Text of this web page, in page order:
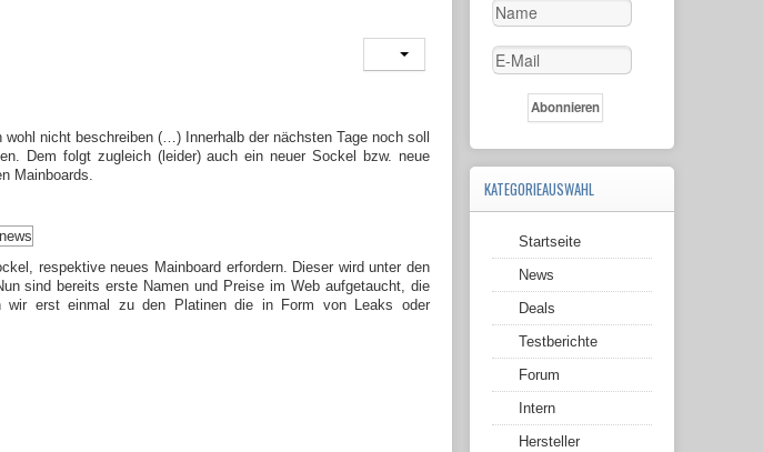
nicht beschreiben (…) Innerhalb der nächsten Tage noch soll
Dem folgt zugleich (leider) auch ein neuer Sockel bzw. neue
Mainboards.
respektive neues Mainboard erfordern. Dieser wird unter den
sind bereits erste Namen und Preise im Web aufgetaucht, die
wir erst einmal zu den Platinen die in Form von Leaks oder
KATEGORIEAUSWAHL
Startseite
News
Deals
Testberichte
Forum
Intern
Hersteller